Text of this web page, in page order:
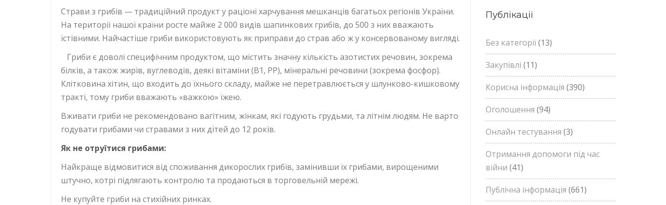
Страви з грибів — традиційний продукт у раціоні харчування мешканців багатьох регіонів України.
На території нашої країни росте майже 2 000 видів шапинкових грибів, до 500 з них вважають
їстівними. Найчастіше гриби використовують як приправи до страв або ж у консервованому вигляді.
Гриби є доволі специфічним продуктом, що містить значну кількість азотистих речовин, зокрема
білків, а також жирів, вуглеводів, деякі вітаміни (В1, РР), мінеральні речовини (зокрема фосфор).
Клітковина хітин, що входить до їхнього складу, майже не перетравлюється у шлунково-кишковому
тракті, тому гриби вважають «важкою» їжею.
Вживати гриби не рекомендовано вагітним, жінкам, які годують грудьми, та літнім людям. Не варто
годувати грибами чи стравами з них дітей до 12 років.
Як не отруїтися грибами:
Найкраще відмовитися від споживання дикорослих грибів, замінивши їх грибами, вирощеними
штучно, котрі підлягають контролю та продаються в торговельній мережі.
Не купуйте гриби на стихійних ринках.
Публікації
Без категорії(13)
Закупівлі (11)
Корисна інформація (390)
Оголошення (94)
Онлайн тестування (3)
Отримання допомоги під час
війни (41)
Публічна інформація (661)